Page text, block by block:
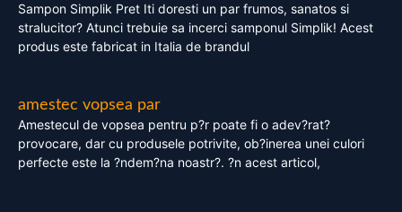
Sampon Simplik Pret Iti doresti un par frumos, sanatos si
stralucitor? Atunci trebuie sa incerci samponul Simplik! Acest
produs este fabricat in Italia de brandul
amestec vopsea par
Amestecul de vopsea pentru p?r poate fi o adev?rat?
provocare, dar cu produsele potrivite, ob?inerea unei culori
perfecte este la ?ndem?na noastr?. ?n acest articol,